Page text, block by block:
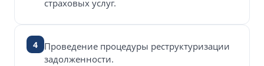
страховых услуг.
4
Проведение процедуры реструктуризации
задолженности.